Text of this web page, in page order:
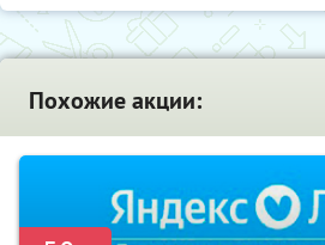
Похожие акции: